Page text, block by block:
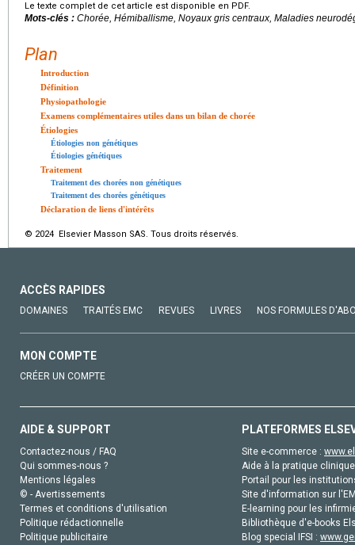
Le texte complet de cet article est disponible en PDF.
Mots-clés : Chorée, Hémiballisme, Noyaux gris centraux, Maladies
Plan
Introduction
Définition
Physiopathologie
Examens complémentaires utiles dans un bilan de chorée
Étiologies
Étiologies non génétiques
Étiologies génétiques
Traitement
Traitement des chorées non génétiques
Traitement des chorées génétiques
Déclaration de liens d'intérêts
© 2024 Elsevier Masson SAS. Tous droits réservés.
ACCÈS RAPIDES
DOMAINES TRAITÉS EMC REVUES LIVRES NOS FORMULES
MON COMPTE
CRÉER UN COMPTE
AIDE & SUPPORT
Contactez-nous / FAQ
Qui sommes-nous ?
Mentions légales
© - Avertissements
Termes et conditions d'utilisation
Politique rédactionnelle
Politique publicitaire
PLATEFORMES
Site e-commerce :
Aide à la pratique
Portail pour les
Site d'information sur
E-learning pour les
Bibliothèque d'e-books
Blog special IFSI :